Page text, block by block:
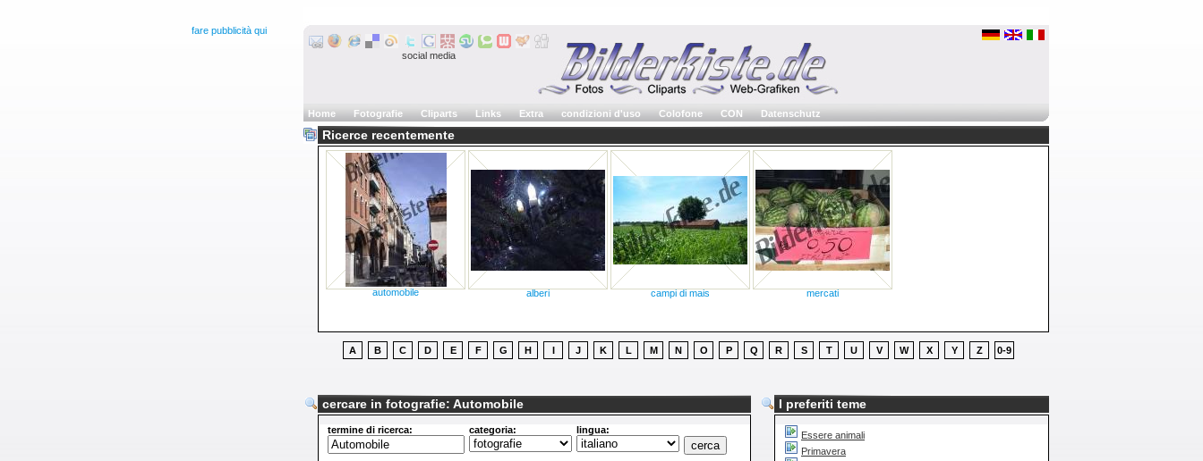
fare pubblicità qui
social media
Home Fotografie Cliparts Links Extra condizioni d'uso Colofone CON Datenschutz
Ricerce recentemente
automobile alberi campi di mais mercati
A B C D E F G H I J K L M N O P Q R S T U V W X Y Z 0-9
cercare in fotografie: Automobile
termine di ricerca: categoria: lingua:
I preferiti teme
Essere animali
Primavera